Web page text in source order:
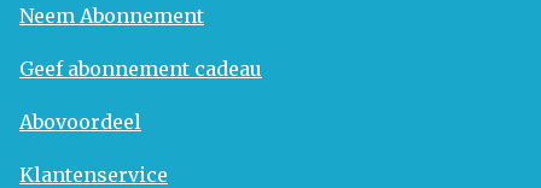
Neem Abonnement
Geef abonnement cadeau
Abovoordeel
Klantenservice